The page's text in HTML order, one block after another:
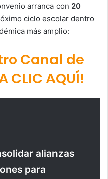
arranca con 20
ciclo escolar dentro
más amplio:
Canal de
CLIC AQUÍ!
alianzas
para